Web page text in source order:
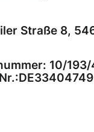
Straße 8,
10/193/